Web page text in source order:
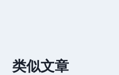
类似文章